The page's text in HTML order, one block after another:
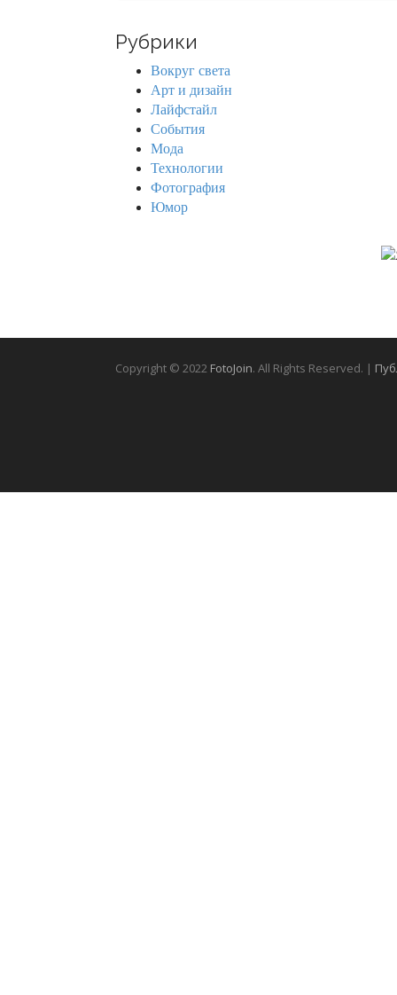
c
Рубрики
Вокруг света
Арт и дизайн
Лайфстайл
События
Мода
Технологии
Фотография
Юмор
Copyright © 2022 FotoJoin. All Rights Reserved. |